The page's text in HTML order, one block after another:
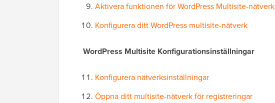
Aktivera funktionen för WordPress Multisite-nätverk
Konfigurera ditt WordPress multisite-nätverk
WordPress Multisite Konfigurationsinställningar
Konfigurera nätverksinställningar
Öppna ditt multisite-nätverk för registreringar